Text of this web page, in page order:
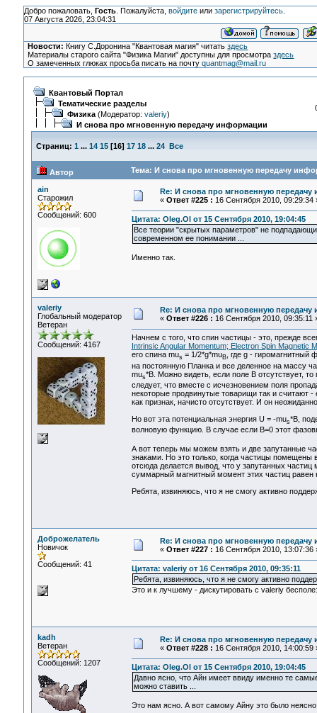
Добро пожаловать, Гость. Пожалуйста, войдитеили зарегистрируйтесь.
07 Августа 2026, 23:04:31
Новости: Книгу С.Доронина "Квантовая магия" читатьздесь
Материалы старого сайта "Физика Магии" доступны для просмотраздесь
О замеченных глюках просьба писать на почтуquantmag@mail.ru
Квантовый Портал
Тематические разделы
Физика(Модератор: valeriy)
И снова про мгновенную передачу информации
Страниц: 1 ... 14 15[16] 17 18 ... 24 Все
Автор Тема: И снова про мгновенную передачу
ain
Старожил
Сообщений: 600
Re: И снова про мгновенную
« Ответ #225 : 16 Сентября 2010, 09:29:34
Цитата: Oleg.Ol от 15 Сентября 2010, 19:04:45
Все теории "скрытых параметров" не
современном ее понимании ...
Именно так.
valeriy
Глобальный модератор
Ветеран
Сообщений: 4167
Re: И снова про мгновенную
« Ответ #226 : 16 Сентября 2010, 09:35:11
Начнем с того, что спин частицы - это, прежде
Intrinsic Angular Momentum; Electron Spin Magnetic
его спина mus = 1/2*g*muB, где g - гиромагнитный
на постоянную Планка и все деленное на массу
mus*B. Можно видеть, если поле В отсутствует,
следует, что вместе с исчезновением поля
некоторые продвинутые товарищи так и считают
как признак, начисто отсутствует. И он
Но вот эта потенциальная энергия U = -mus*B,
волновую функцию. В случае если В=0 этот
А вот теперь мы можем взять и две запутанные
знаками. Но это только, когда частицы помещены
отсюда делается вывод, что у запутанных частиц
суммарный магнитный момент этих частиц равен
Ребята, извиняюсь, что я не смогу активно
Доброжелатель
Новичок
Сообщений: 41
Re: И снова про мгновенную
« Ответ #227 : 16 Сентября 2010, 13:07:36
Цитата: valeriy от 16 Сентября 2010, 09:35:11
Ребята, извиняюсь, что я не смогу активно
Это и к лучшему - дискутировать с valeriy
kadh
Ветеран
Сообщений: 1207
Re: И снова про мгновенную
« Ответ #228 : 16 Сентября 2010, 14:00:59
Цитата: Oleg.Ol от 15 Сентября 2010, 19:04:45
Давно ясно, что Айн имеет ввиду именно те
можно ставить ...
Это нам ясно. А вот самому Айну это было